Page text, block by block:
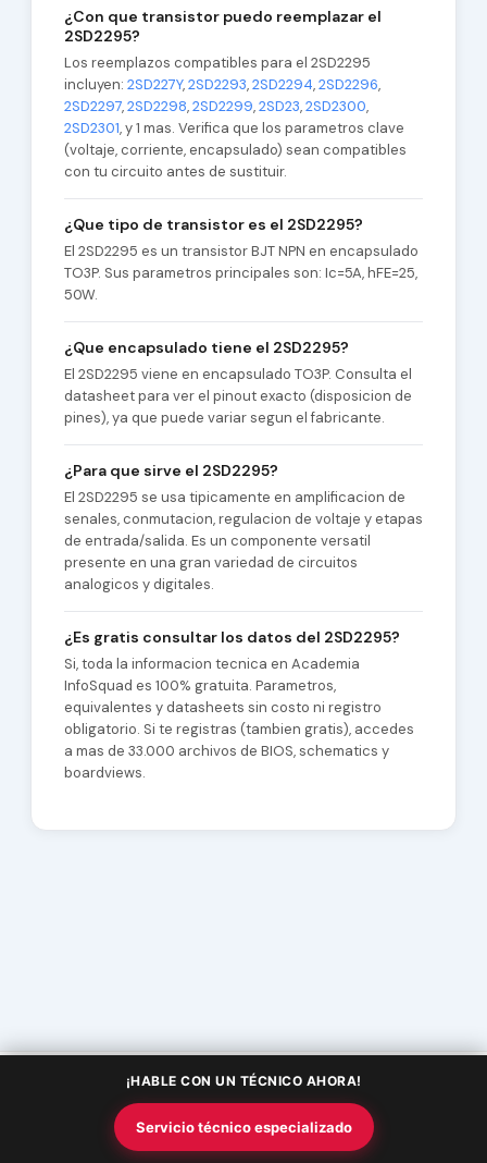
¿Con que transistor puedo reemplazar el
2SD2295?
Los reemplazos compatibles para el 2SD2295
incluyen: 2SD227Y,2SD2293,2SD2294,2SD2296,
2SD2297,2SD2298,2SD2299,2SD23,2SD2300,
2SD2301, y 1 mas. Verifica que los parametros clave
(voltaje, corriente, encapsulado) sean compatibles
con tu circuito antes de sustituir.
¿Que tipo de transistor es el 2SD2295?
El 2SD2295 es un transistor BJT NPN en encapsulado
TO3P. Sus parametros principales son: Ic=5A, hFE=25,
50W.
¿Que encapsulado tiene el 2SD2295?
El 2SD2295 viene en encapsulado TO3P. Consulta el
datasheet para ver el pinout exacto (disposicion de
pines), ya que puede variar segun el fabricante.
¿Para que sirve el 2SD2295?
El 2SD2295 se usa tipicamente en amplificacion de
senales, conmutacion, regulacion de voltaje y etapas
de entrada/salida. Es un componente versatil
presente en una gran variedad de circuitos
analogicos y digitales.
¿Es gratis consultar los datos del 2SD2295?
Si, toda la informacion tecnica en Academia
InfoSquad es 100% gratuita. Parametros,
equivalentes y datasheets sin costo ni registro
obligatorio. Si te registras (tambien gratis), accedes
a mas de 33.000 archivos de BIOS, schematics y
boardviews.
Copyright © 2026 Academia InfoSquad | Powered by
para WordPress
¡HABLE CON UN TÉCNICO AHORA!
Servicio técnico especializado